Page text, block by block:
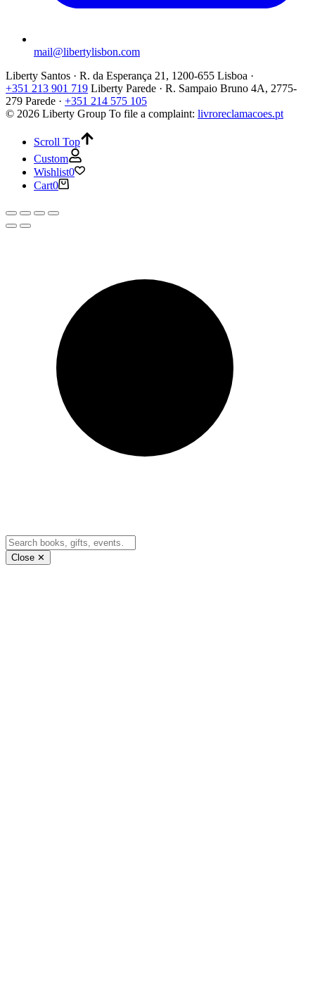
mail@libertylisbon.com
Liberty Santos · R. da Esperança 21, 1200-655 Lisboa ·
+351 213 901 719 Liberty Parede · R. Sampaio Bruno 4A, 2775-
279 Parede · +351 214 575 105
© 2026 Liberty Group To file a complaint: livroreclamacoes.pt
Scroll Top
Custom
Wishlist0
Cart0
Close ✕